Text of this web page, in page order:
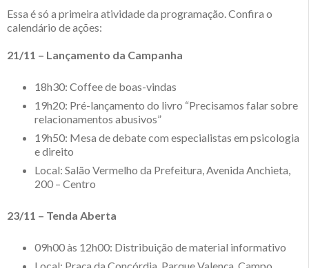
Essa é só a primeira atividade da programação. Confira o
calendário de ações:
21/11 – Lançamento da Campanha
18h30: Coffee de boas-vindas
19h20: Pré-lançamento do livro “Precisamos falar sobre
relacionamentos abusivos”
19h50: Mesa de debate com especialistas em psicologia
e direito
Local: Salão Vermelho da Prefeitura, Avenida Anchieta,
200 – Centro
23/11 – Tenda Aberta
09h00 às 12h00: Distribuição de material informativo